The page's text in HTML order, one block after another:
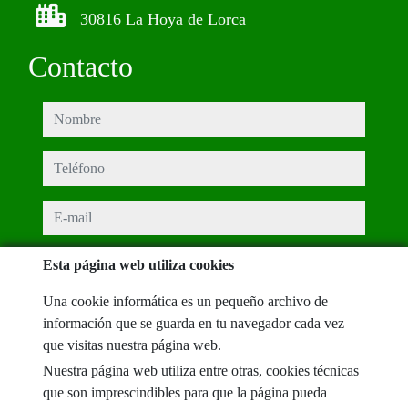
30816 La Hoya de Lorca
Contacto
nombre
teléfono
e-mail
Captcha
Esta página web utiliza cookies
Una cookie informática es un pequeño archivo de
información que se guarda en tu navegador cada vez
que visitas nuestra página web.
Nuestra página web utiliza entre otras, cookies técnicas
que son imprescindibles para que la página pueda